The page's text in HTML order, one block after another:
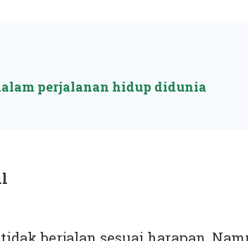
perjalanan hidup didunia
berjalan sesuai harapan.